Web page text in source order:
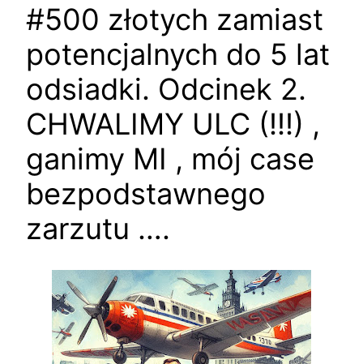
#500 złotych zamiast
potencjalnych do 5 lat
odsiadki. Odcinek 2.
CHWALIMY ULC (!!!) ,
ganimy MI , mój case
bezpodstawnego
zarzutu ….